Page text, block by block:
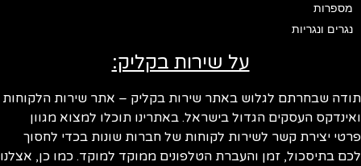
מספרות
נגרים ונגריות
על שירות בקליק:
שבחרתם לגלוש באתר שירות בקליק – אתר שירות הלקוחות
העסקים הגדול בישראל. באתרינו תוכלו למצוא מגוון
יצירת קשר לשירות לקוחות של חברות שונות בכדי לחסוך
בתיסכול, זמן והעברת הטלפונים ממוקד למוקד. כמו כן, אצלנו